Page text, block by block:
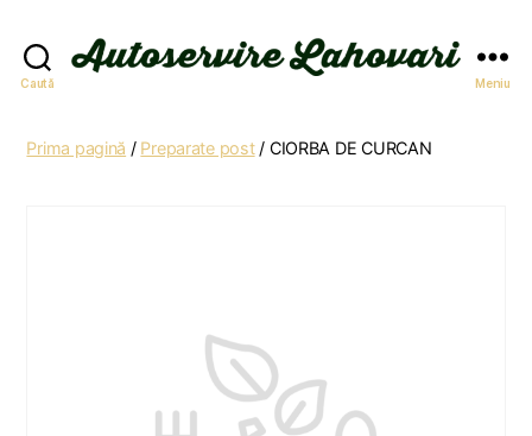
Caută Meniu
Prima pagină / Preparate post/ CIORBA DE CURCAN